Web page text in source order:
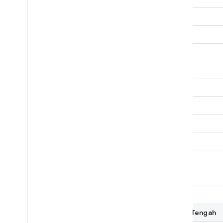
Timur Tengah